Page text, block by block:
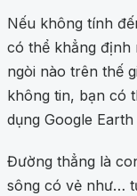
Nếu không tính
có thể khẳng định
ngòi nào trên thế
không tin, bạn có
dụng Google
Đường thẳng là
sông có vẻ như…